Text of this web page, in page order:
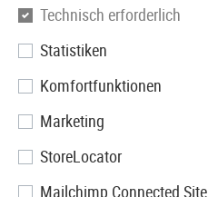
Clawgear
Dual Timer
Technisch erforderlich
Statistiken
Komfortfunktionen
Marketing
StoreLocator
Mailchimp Connected Site